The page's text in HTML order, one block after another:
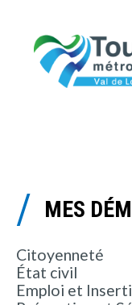
MES
Citoyenneté
État civil
Emploi et